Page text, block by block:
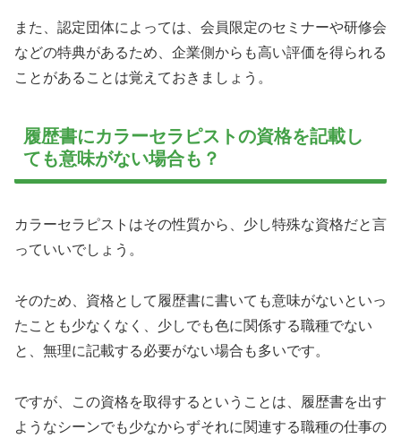
また、認定団体によっては、会員限定のセミナーや研修会
などの特典があるため、企業側からも高い評価を得られる
ことがあることは覚えておきましょう。
履歴書にカラーセラピストの資格を記載し
ても意味がない場合も？
カラーセラピストはその性質から、少し特殊な資格だと言
っていいでしょう。
そのため、資格として履歴書に書いても意味がないといっ
たことも少なくなく、少しでも色に関係する職種でない
と、無理に記載する必要がない場合も多いです。
ですが、この資格を取得するということは、履歴書を出す
ようなシーンでも少なからずそれに関連する職種の仕事の